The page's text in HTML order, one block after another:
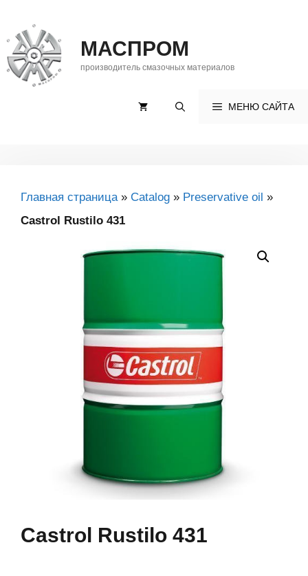
content
МАСПРОМ
производитель смазочных материалов
МЕНЮ САЙТА
Главная страница» Catalog » Preservative oil »
Castrol Rustilo 431
Castrol Rustilo 431